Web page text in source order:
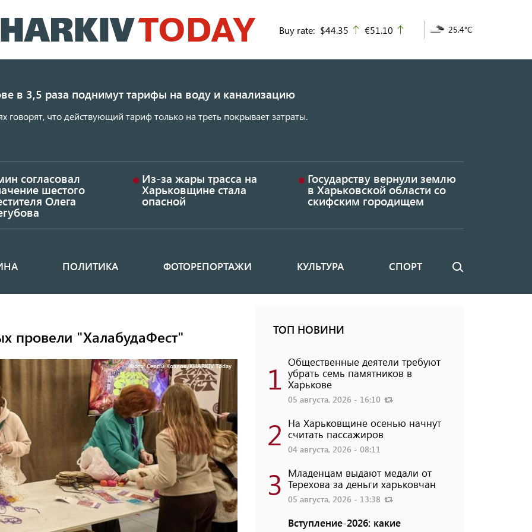
к
основному
Buy rate: $44.35 up
€51.10 25.4°C
в 3,5 раза поднимут тарифы на воду и канализацию
говорят, что действующий тариф только на треть покрывает затраты.
согласовал
шестого
Олега
Из-за жары трасса на
Харьковщине стала
опасной
Государству вернули землю
в Харьковской области со
скифским городищем
ПОЛИТИКА ФОТОРЕПОРТАЖИ КУЛЬТУРА СПОРТ Поиск
провели "ХалабудаФест"
Фото: Сергій Козлов/KHARKIV Today
ТОП НОВИНИ
1 Общественные деятели требуют
убрать семь памятников в
Харькове
05 августа, 2026 - 16:10
2 На Харьковщине осенью начнут
считать пассажиров
04 августа, 2026 - 08:11
3 Младенцам выдают медали от
Терехова за деньги харьковчан
05 августа, 2026 - 13:38
Вступление-2026: какие